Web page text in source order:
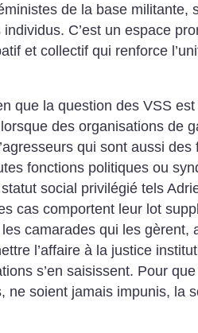
de la base militante,
C’est un espace
et collectif qui renforce
que la question des VSS
des organisations de
qui sont aussi des
fonctions politiques ou
statut social privilégié tels
cas comportent leur lot
camarades qui les gèrent,
l’affaire à la justice
s’en saisissent. Pour
ne soient jamais impunis, la